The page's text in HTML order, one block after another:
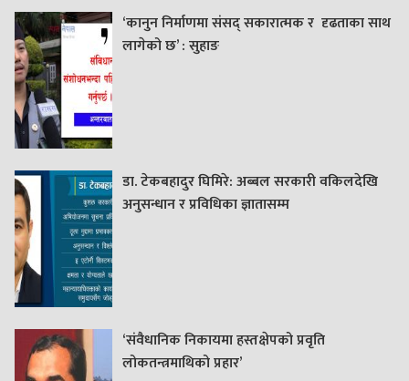
‘कानुन निर्माणमा संसद् सकारात्मक र दृढताका साथ
लागेको छ’ : सुहाङ
डा. टेकबहादुर घिमिरे: अब्बल सरकारी वकिलदेखि
अनुसन्धान र प्रविधिका ज्ञातासम्म
‘संवैधानिक निकायमा हस्तक्षेपको प्रवृति
लोकतन्त्रमाथिको प्रहार’